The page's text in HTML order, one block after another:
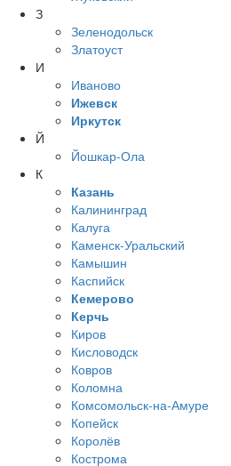
З
Зеленодольск
Златоуст
И
Иваново
Ижевск
Иркутск
Й
Йошкар-Ола
К
Казань
Калининград
Калуга
Каменск-Уральский
Камышин
Каспийск
Кемерово
Керчь
Киров
Кисловодск
Ковров
Коломна
Комсомольск-на-Амуре
Копейск
Королёв
Кострома